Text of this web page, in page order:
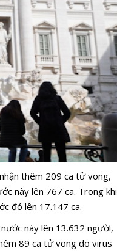
thêm 209 ca tử vong,
này lên 767 ca. Trong khi
đó lên 17.147 ca.
này lên 13.632 người,
89 ca tử vong do virus